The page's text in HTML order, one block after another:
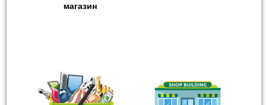
магазин